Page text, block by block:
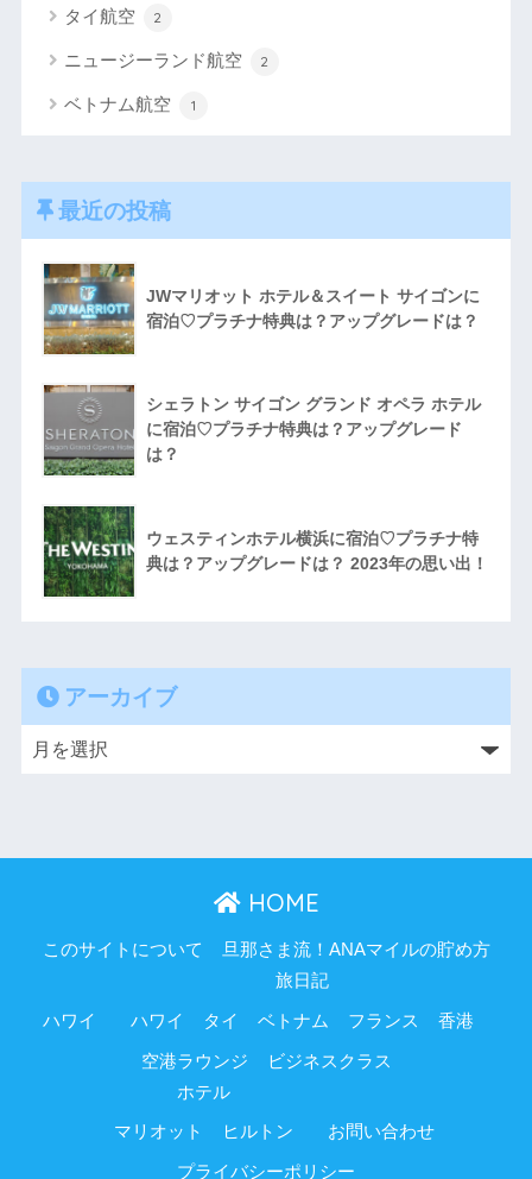
タイ航空 2
ニュージーランド航空 2
ベトナム航空 1
最近の投稿
JWマリオット ホテル＆スイート サイゴンに
宿泊♡プラチナ特典は？アップグレードは？
シェラトン サイゴン グランド オペラ ホテル
に宿泊♡プラチナ特典は？アップグレード
は？
ウェスティンホテル横浜に宿泊♡プラチナ特
典は？アップグレードは？ 2023年の思い出！
アーカイブ
HOME
このサイトについて 旦那さま流！ANAマイルの貯め方
ハワイ
旅日記
ハワイ タイ ベトナム フランス 香港
空港ラウンジ
ビジネスクラス
ホテル
マリオット ヒルトン お問い合わせ
プライバシーポリシー